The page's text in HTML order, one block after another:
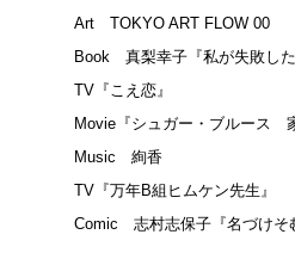
Art TOKYO ART FLOW 00
Book 真梨幸子『私が失敗した
TV『こえ恋』
Movie『シュガー・ブルース
Music 絢香
TV『万年B組ヒムケン先生』
Comic 志村志保子『名づけそ